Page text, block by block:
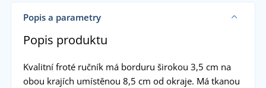
Popis a parametry
Popis produktu
Kvalitní froté ručník má borduru širokou 3,5 cm na
obou krajích umístěnou 8,5 cm od okraje. Má tkanou